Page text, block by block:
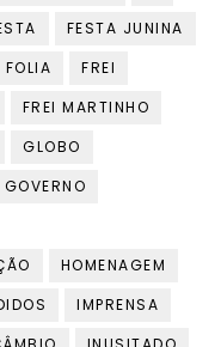
FESTA JUNINA
FOLIA
FREI
FREI MARTINHO
GLOBO
GOVERNO
HOMENAGEM
IMPRENSA